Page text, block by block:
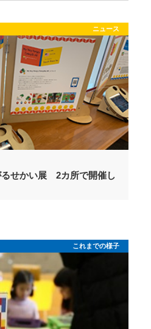
ニュース
るせかい展 2カ所で開催し
これまでの様子